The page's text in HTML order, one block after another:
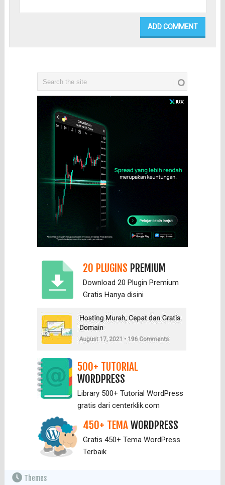
20 PLUGINS PREMIUM
Download 20 Plugin Premium
Gratis Hanya disini
500+ TUTORIAL
WORDPRESS
Library 500+ Tutorial WordPress
gratis dari centerklik.com
450+ TEMAWORDPRESS
Gratis 450+ Tema WordPress
Terbaik
Themes